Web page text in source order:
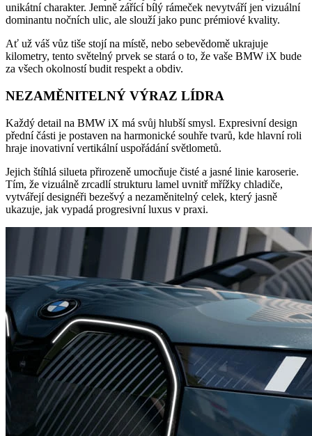
unikátní charakter. Jemně zářící bílý rámeček nevytváří jen vizuální
dominantu nočních ulic, ale slouží jako punc prémiové kvality.
Ať už váš vůz tiše stojí na místě, nebo sebevědomě ukrajuje
kilometry, tento světelný prvek se stará o to, že vaše BMW iX bude
za všech okolností budit respekt a obdiv.
NEZAMĚNITELNÝ VÝRAZ LÍDRA
Každý detail na BMW iX má svůj hlubší smysl. Expresivní design
přední části je postaven na harmonické souhře tvarů, kde hlavní roli
hraje inovativní vertikální uspořádání světlometů.
Jejich štíhlá silueta přirozeně umocňuje čisté a jasné linie karoserie.
Tím, že vizuálně zrcadlí strukturu lamel uvnitř mřížky chladiče,
vytvářejí designéři bezešvý a nezaměnitelný celek, který jasně
ukazuje, jak vypadá progresivní luxus v praxi.